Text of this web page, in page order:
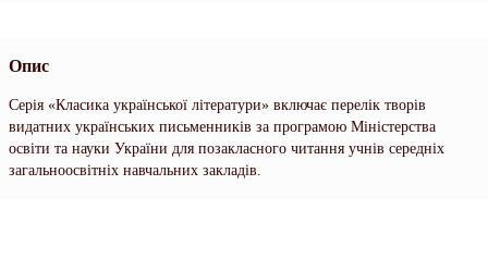
Опис
Серія «Класика української літератури» включає перелік творів
видатних українських письменників за програмою Міністерства
освіти та науки України для позакласного читання учнів середніх
загальноосвітніх навчальних закладів.